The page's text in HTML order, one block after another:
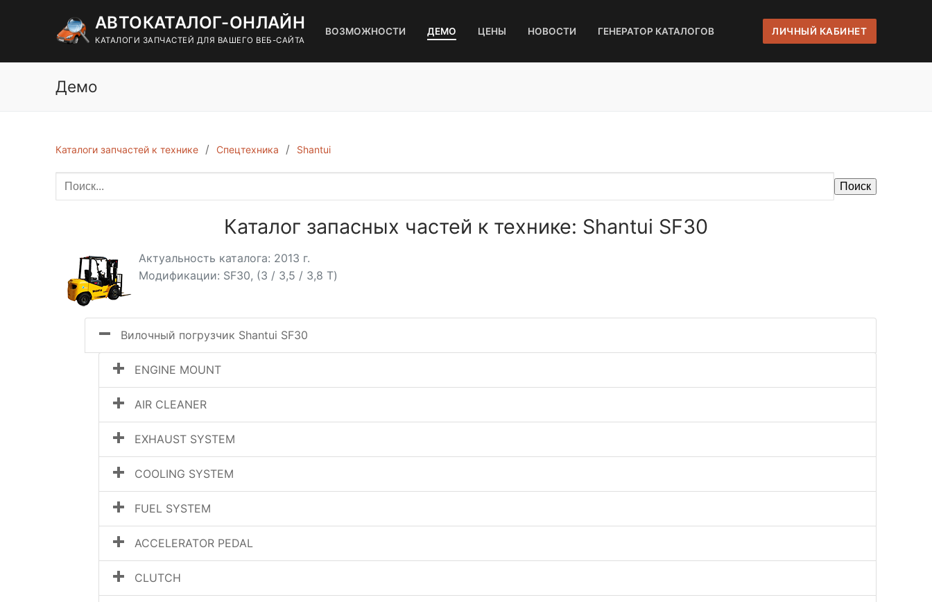
содержимому
АВТОКАТАЛОГ-ОНЛАЙН
КАТАЛОГИ ЗАПЧАСТЕЙ ДЛЯ ВАШЕГО ВЕБ-САЙТА
ВОЗМОЖНОСТИ ДЕМО ЦЕНЫ НОВОСТИ ГЕНЕРАТОР КАТАЛОГОВ ЛИЧНЫЙ КАБИНЕТ
Демо
Каталоги запчастей к технике Спецтехника Shantui
Поиск
Каталог запасных частей к технике: Shantui SF30
Актуальность каталога: 2013 г.
Модификации: SF30, (3 / 3,5 / 3,8 Т)
Вилочный погрузчик Shantui SF30
ENGINE MOUNT
AIR CLEANER
EXHAUST SYSTEM
COOLING SYSTEM
FUEL SYSTEM
ACCELERATOR PEDAL
CLUTCH